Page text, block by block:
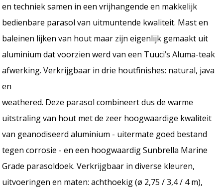
en techniek samen in een vrijhangende en makkelijk
bedienbare parasol van uitmuntende kwaliteit. Mast en
baleinen lijken van hout maar zijn eigenlijk gemaakt uit
aluminium dat voorzien werd van een Tuuci’s Aluma-teak
afwerking. Verkrijgbaar in drie houtfinishes: natural, java
en
weathered. Deze parasol combineert dus de warme
uitstraling van hout met de zeer hoogwaardige kwaliteit
van geanodiseerd aluminium - uitermate goed bestand
tegen corrosie - en een hoogwaardig Sunbrella Marine
Grade parasoldoek. Verkrijgbaar in diverse kleuren,
uitvoeringen en maten: achthoekig (ø 2,75 / 3,4 / 4 m),